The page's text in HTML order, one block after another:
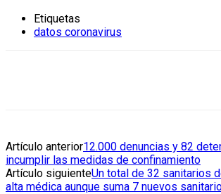
Etiquetas
datos coronavirus
Artículo anterior12.000 denuncias y 82
incumplir las medidas de confinamiento
Artículo siguienteUn total de 32 sanitarios
alta médica aunque suma 7 nuevos